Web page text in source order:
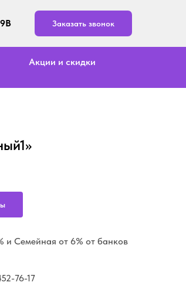
Заказать звонок
Акции и скидки
и Семейная от 6% от банков
76-17